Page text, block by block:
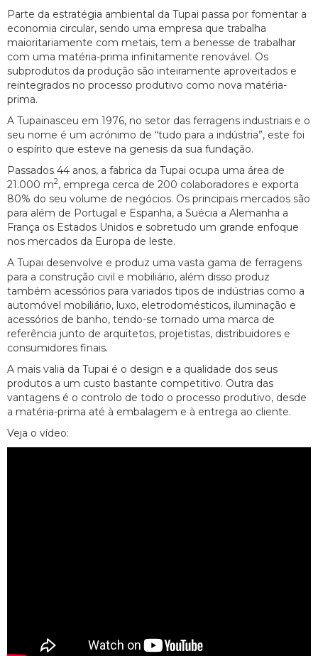
Parte da estratégia ambiental da Tupai passa por fomentar a
economia circular, sendo uma empresa que trabalha
maioritariamente com metais, tem a benesse de trabalhar
com uma matéria-prima infinitamente renovável. Os
subprodutos da produção são inteiramente aproveitados e
reintegrados no processo produtivo como nova matéria-
prima.
A Tupainasceu em 1976, no setor das ferragens industriais e o
seu nome é um acrónimo de “tudo para a indústria”, este foi
o espírito que esteve na genesis da sua fundação.
Passados 44 anos, a fabrica da Tupai ocupa uma área de
21.000 m2, emprega cerca de 200 colaboradores e exporta
80% do seu volume de negócios. Os principais mercados são
para além de Portugal e Espanha, a Suécia a Alemanha a
França os Estados Unidos e sobretudo um grande enfoque
nos mercados da Europa de leste.
A Tupai desenvolve e produz uma vasta gama de ferragens
para a construção civil e mobiliário, além disso produz
também acessórios para variados tipos de indústrias como a
automóvel mobiliário, luxo, eletrodomésticos, iluminação e
acessórios de banho, tendo-se tornado uma marca de
referência junto de arquitetos, projetistas, distribuidores e
consumidores finais.
A mais valia da Tupai é o design e a qualidade dos seus
produtos a um custo bastante competitivo. Outra das
vantagens é o controlo de todo o processo produtivo, desde
a matéria-prima até à embalagem e à entrega ao cliente.
Veja o vídeo: